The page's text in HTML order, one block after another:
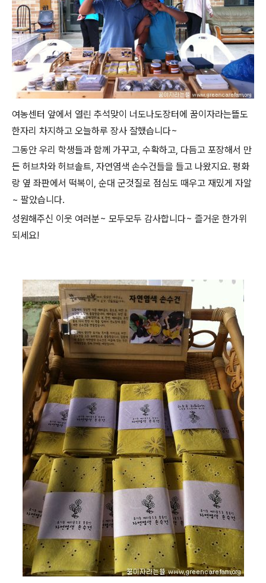
여농센터 앞에서 열린 추석맞이 너도나도장터에 꿈이자라는뜰도
한자리 차지하고 오늘하루 장사 잘했습니다~
그동안 우리 학생들과 함께 가꾸고, 수확하고, 다듬고 포장해서 만
든 허브차와 허브솔트, 자연염색 손수건들을 들고 나왔지요. 평화
랑 옆 좌판에서 떡복이, 순대 군것질로 점심도 때우고 재밌게 자알
~ 팔았습니다.
성원해주신 이웃 여러분~ 모두모두 감사합니다~ 즐거운 한가위
되세요!